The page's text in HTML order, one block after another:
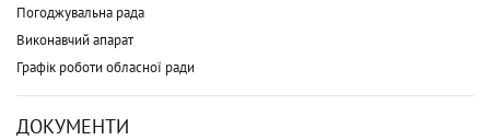
Погоджувальна рада
Виконавчий апарат
Графік роботи обласної ради
ДОКУМЕНТИ